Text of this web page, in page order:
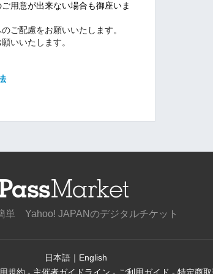
用意が出来ない場合も御座いま
ご配慮をお願いいたします。
いいたします。
単 Yahoo! JAPANのデジタルチケット
日本語 ｜ English